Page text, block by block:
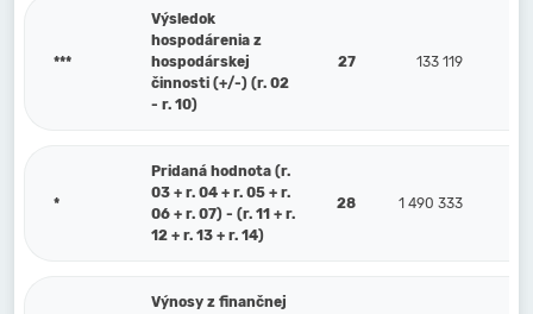
***
Výsledok
hospodárenia z
hospodárskej
činnosti (+/-) (r. 02
- r. 10)
27 133 119
*
Pridaná hodnota (r.
03 + r. 04 + r. 05 + r.
06 + r. 07) - (r. 11 + r.
12 + r. 13 + r. 14)
28 1 490 333
Výnosy z finančnej